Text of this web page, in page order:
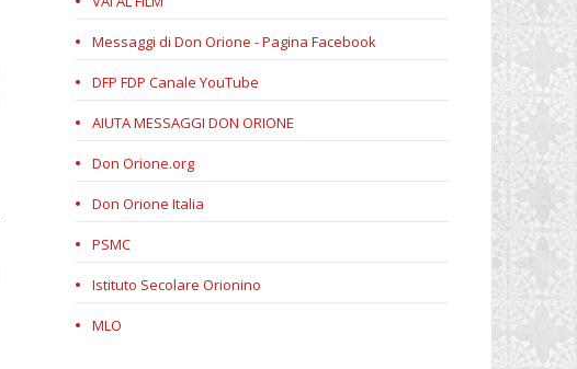
Messaggi di Don Orione - Pagina Facebook
DFP FDP Canale YouTube
AIUTA MESSAGGI DON ORIONE
Don Orione.org
Don Orione Italia
PSMC
Istituto Secolare Orionino
MLO